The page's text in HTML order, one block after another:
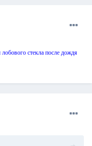
стекла после дождя